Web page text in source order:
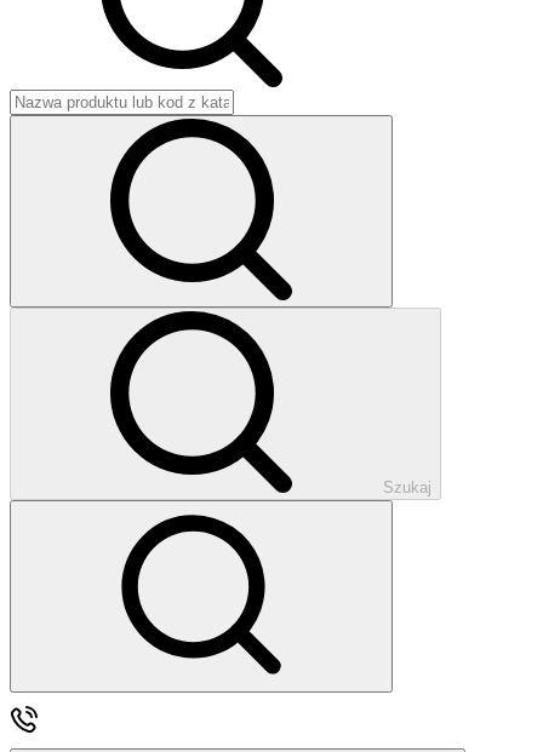
Szukaj